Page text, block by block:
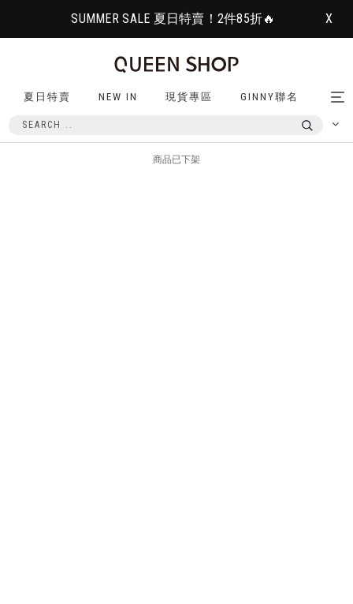
SUMMER SALE 夏日特賣！2件85折🔥 X
夏日特賣 NEW IN 現貨專區 GINNY聯名
商品已下架